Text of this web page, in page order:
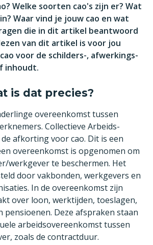
Welke soorten cao's zijn er? Wat
Waar vind je jouw cao en wat
die in dit artikel beantwoord
van dit artikel is voor jou
voor de schilders-, afwerkings-
inhoudt.
is dat precies?
overeenkomst tussen
Collectieve Arbeids-
afkorting voor cao. Dit is een
overeenkomst is opgenomen om
werkgever te beschermen. Het
door vakbonden, werkgevers en
In de overeenkomst zijn
over loon, werktijden, toeslagen,
pensioenen. Deze afspraken staan
arbeidsovereenkomst tussen
zoals de contractduur.